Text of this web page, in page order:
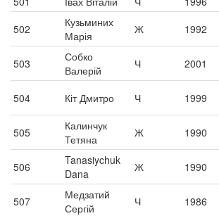
502
Кузьминих
Марія
Ж 1992
503
Собко
Валерій
Ч 2001
504 Кіт Дмитро Ч 1999
505
Калинчук
Тетяна
Ж 1990
506
Tanasiychuk
Dana
Ж 1990
507
Медзатий
Сергій
Ч 1986